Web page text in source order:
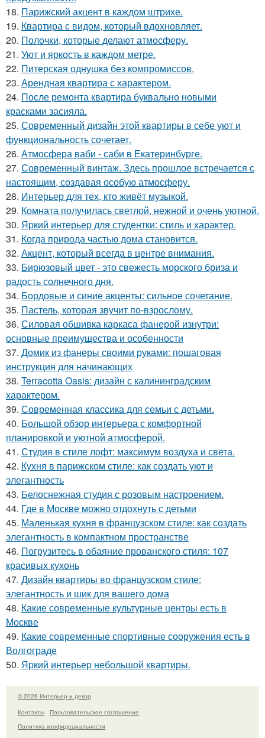
18. Парижский акцент в каждом штрихе.
19. Квартира с видом, который вдохновляет.
20. Полочки, которые делают атмосферу.
21. Уют и яркость в каждом метре.
22. Питерская однушка без компромиссов.
23. Арендная квартира с характером.
24. После ремонта квартира буквально новыми
красками засияла.
25. Современный дизайн этой квартиры в себе уют и
функциональность сочетает.
26. Атмосфера ваби - саби в Екатеринбурге.
27. Современный винтаж. Здесь прошлое встречается с
настоящим, создавая особую атмосферу.
28. Интерьер для тех, кто живёт музыкой.
29. Комната получилась светлой, нежной и очень уютной.
30. Яркий интерьер для студентки: стиль и характер.
31. Когда природа частью дома становится.
32. Акцент, который всегда в центре внимания.
33. Бирюзовый цвет - это свежесть морского бриза и
радость солнечного дня.
34. Бордовые и синие акценты: сильное сочетание.
35. Пастель, которая звучит по-взрослому.
36. Силовая обшивка каркаса фанерой изнутри:
основные преимущества и особенности
37. Домик из фанеры своими руками: пошаговая
инструкция для начинающих
38. Terracotta Oasis: дизайн с калининградским
характером.
39. Современная классика для семьи с детьми.
40. Большой обзор интерьера с комфортной
планировкой и уютной атмосферой.
41. Студия в стиле лофт: максимум воздуха и света.
42. Кухня в парижском стиле: как создать уют и
элегантность
43. Белоснежная студия с розовым настроением.
44. Где в Москве можно отдохнуть с детьми
45. Маленькая кухня в французском стиле: как создать
элегантность в компактном пространстве
46. Погрузитесь в обаяние прованского стиля: 107
красивых кухонь
47. Дизайн квартиры во французском стиле:
элегантность и шик для вашего дома
48. Какие современные культурные центры есть в
Москве
49. Какие современные спортивные сооружения есть в
Волгограде
50. Яркий интерьер небольшой квартиры.
© 2026 Интерьер и декор
Контакты
Пользовательское соглашение
Политика конфидециальности